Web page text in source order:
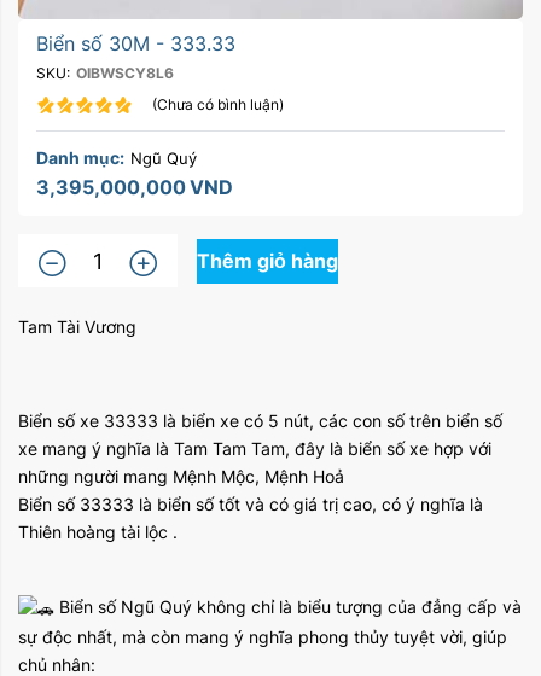
Biển số 30M - 333.33
SKU: OIBWSCY8L6
(Chưa có bình luận)
Danh mục: Ngũ Quý
3,395,000,000VND
Thêm giỏ hàng
Tam Tài Vương
Biển số xe 33333 là biển xe có 5 nút, các con số trên biển số
xe mang ý nghĩa là Tam Tam Tam, đây là biển số xe hợp với
những người mang Mệnh Mộc, Mệnh Hoả
Biển số 33333 là biển số tốt và có giá trị cao, có ý nghĩa là
Thiên hoàng tài lộc .
Biển số Ngũ Quý không chỉ là biểu tượng của đẳng cấp và
sự độc nhất, mà còn mang ý nghĩa phong thủy tuyệt vời, giúp
chủ nhân: